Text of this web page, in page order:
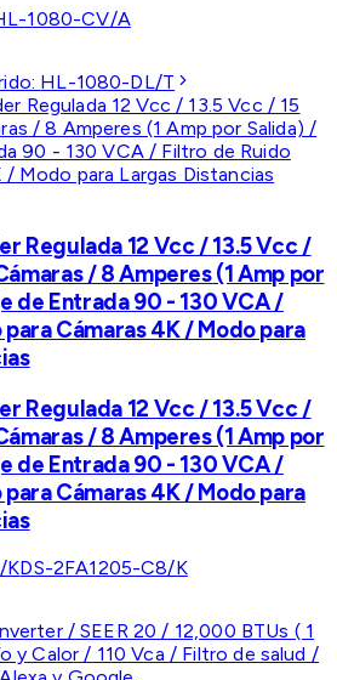
1080-CV/A
HL-1080-DL/T
Regulada 12 Vcc / 13.5 Vcc /
/ 8 Amperes (1 Amp por
de Entrada 90 - 130 VCA /
Cámaras 4K / Modo para
Regulada 12 Vcc / 13.5 Vcc /
/ 8 Amperes (1 Amp por
de Entrada 90 - 130 VCA /
Cámaras 4K / Modo para
KDS-2FA1205-C8/K